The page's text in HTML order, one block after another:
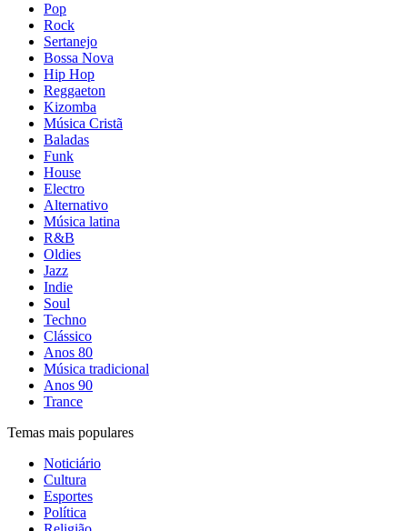
Pop
Rock
Sertanejo
Bossa Nova
Hip Hop
Reggaeton
Kizomba
Música Cristã
Baladas
Funk
House
Electro
Alternativo
Música latina
R&B
Oldies
Jazz
Indie
Soul
Techno
Clássico
Anos 80
Música tradicional
Anos 90
Trance
Temas mais populares
Noticiário
Cultura
Esportes
Política